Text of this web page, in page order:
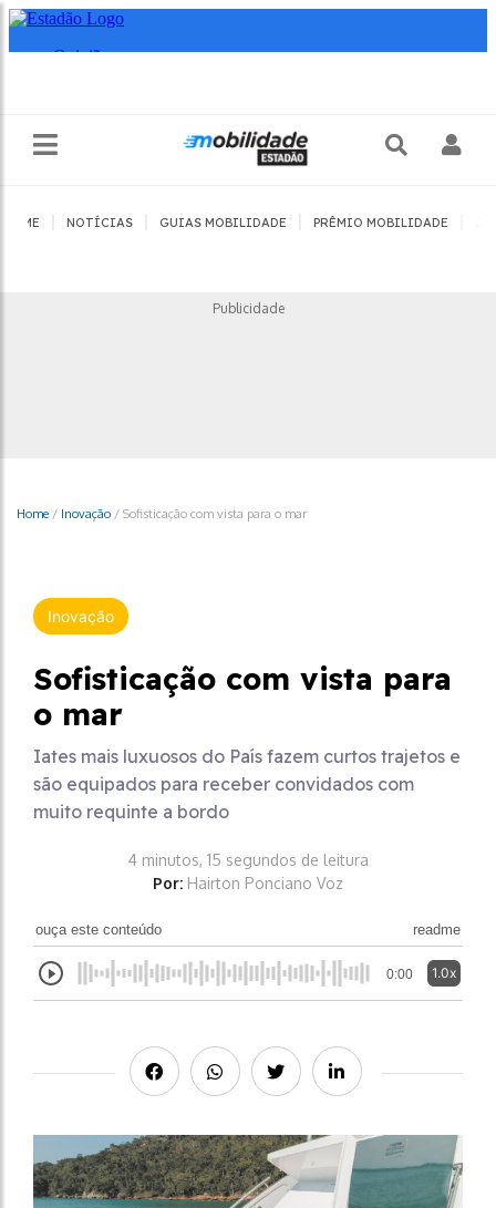
HOME NOTÍCIAS GUIAS MOBILIDADE PRÊMIO MOBILIDADE
Publicidade
Home / Inovação / Sofisticação com vista para o mar
Inovação
Sofisticação com vista para
o mar
Iates mais luxuosos do País fazem curtos trajetos e
são equipados para receber convidados com
muito requinte a bordo
4 minutos, 15 segundos de leitura
Por: Hairton Ponciano Voz
ouça este conteúdo readme
0:00 1.0x